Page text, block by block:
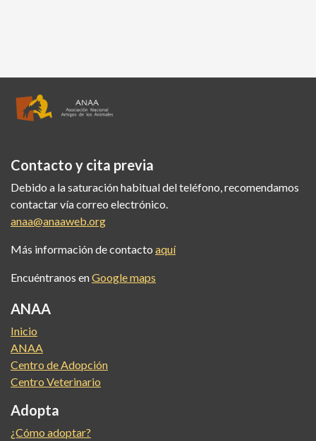
Contacto y cita previa
Debido a la saturación habitual del teléfono, recomendamos
contactar vía correo electrónico.
anaa@anaaweb.org
Más información de contacto aquí
Encuéntranos enGoogle maps
ANAA
Inicio
ANAA
Centro de Adopción
Centro Veterinario
Adopta
¿Cómo adoptar?